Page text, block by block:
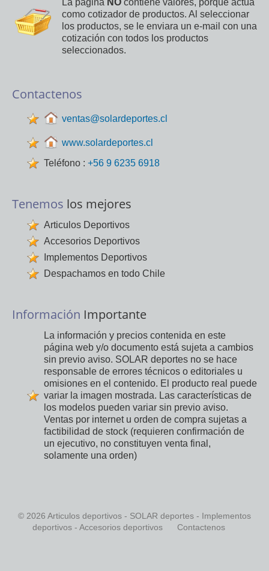
La página NO contiene valores, porque actúa
como cotizador de productos. Al seleccionar
los productos, se le enviara un e-mail con una
cotización con todos los productos
seleccionados.
Contactenos
ventas@solardeportes.cl
www.solardeportes.cl
Teléfono : +56 9 6235 6918
Tenemos los mejores
Articulos Deportivos
Accesorios Deportivos
Implementos Deportivos
Despachamos en todo Chile
Información Importante
La información y precios contenida en este
página web y/o documento está sujeta a cambios
sin previo aviso. SOLAR deportes no se hace
responsable de errores técnicos o editoriales u
omisiones en el contenido. El producto real puede
variar la imagen mostrada. Las características de
los modelos pueden variar sin previo aviso.
Ventas por internet u orden de compra sujetas a
factibilidad de stock (requieren confirmación de
un ejecutivo, no constituyen venta final,
solamente una orden)
© 2026 Articulos deportivos - SOLAR deportes - Implementos
deportivos - Accesorios deportivos
Contactenos